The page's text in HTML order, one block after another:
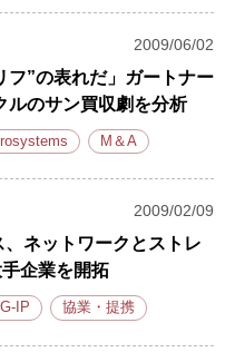
2009/06/02
フ”の表れだ」ガートナー
ルのサン買収劇を分析
M＆A
2009/02/09
、ネットワークとストレ
企業を開拓
IP 協業・提携